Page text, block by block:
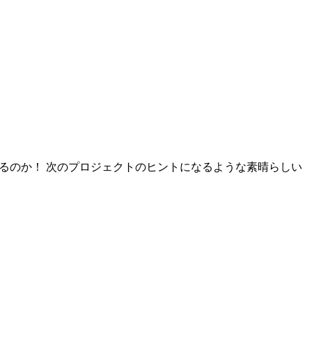
のか！ 次のプロジェクトのヒントになるような素晴らしい